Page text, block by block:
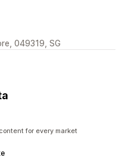
049319, SG
for every market